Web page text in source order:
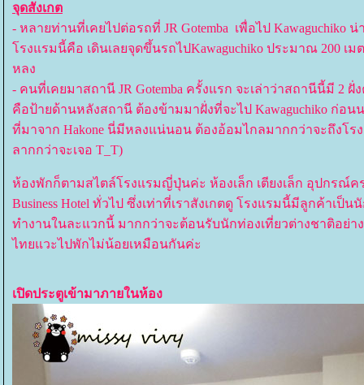
จุดสังเกต
- หลายท่านที่เคยไปต่อรถที่ JR Gotemba เพื่อไป Kawaguchiko
รงแรมนี้คือ เดินเลยจุดขึ้นรถไปKawaguchiko ประมาณ 200 เม
หลง
- คนที่เคยมาสถานี JR Gotemba ครั้งแรก จะเล่าว่าสถานีนี้มี 2 ฝั่
คือป้ายด้านหลังสถานี ต้องข้ามมาฝั่งที่จะไป Kawaguchiko ก่อน
ที่มาจาก Hakone นี่มีหลงแน่นอน ต้องอ้อมไกลมากกว่าจะถึงโร
ลากกว่าจะเจอ T_T)
ห้องพักก็ตามสไตล์โรงแรมญี่ปุ่นค่ะ ห้องเล็ก เตียงเล็ก อุปกรณ์
Business Hotel ทั่วไป ซึ่งเท่าที่เราสังเกตดู โรงแรมนี้มีลูกค้าเ
ทำงานในละแวกนี้ มากกว่าจะต้อนรับนักท่องเที่ยวต่างชาติอย่า
ไทยแวะไปพักไม่น้อยเหมือนกันค่ะ
เปิดประตูเข้ามาภายในห้อง